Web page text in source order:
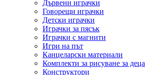
Дървени играчки
Говорещи играчки
Детски играчки
Играчки за пясък
Играчки с магнити
Игри на път
Канцеларски материали
Комплекти за рисуване за деца
Конструктори